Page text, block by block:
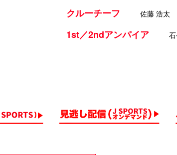
クルーチーフ 佐藤 浩太
1st／2ndアンパイア